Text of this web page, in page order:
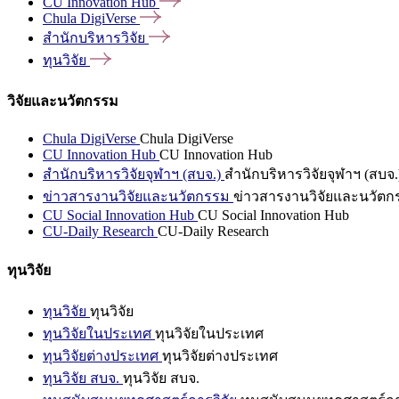
Chula DigiVerse
สำนักบริหารวิจัย
ทุนวิจัย
วิจัยและนวัตกรรม
Chula DigiVerse Chula DigiVerse
CU Innovation Hub CU Innovation Hub
สำนักบริหารวิจัยจุฬาฯ (สบจ.) สำนักบริหารวิจัยจุฬาฯ (สบจ
ข่าวสารงานวิจัยและนวัตกรรม ข่าวสารงานวิจัยและนวัตก
CU Social Innovation Hub CU Social Innovation Hub
CU-Daily Research CU-Daily Research
ทุนวิจัย
ทุนวิจัย ทุนวิจัย
ทุนวิจัยในประเทศ ทุนวิจัยในประเทศ
ทุนวิจัยต่างประเทศ ทุนวิจัยต่างประเทศ
ทุนวิจัย สบจ. ทุนวิจัย สบจ.